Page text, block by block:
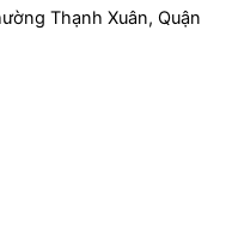
Thạnh Xuân, Quận